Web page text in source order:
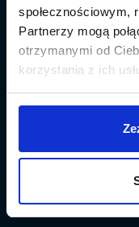
społecznościowym,
Partnerzy mogą
otrzymanymi od
korzystania z ich